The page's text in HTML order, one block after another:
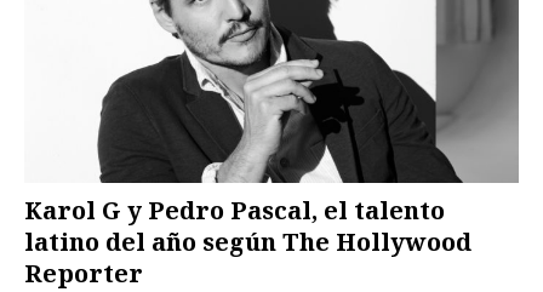
Karol G y Pedro Pascal, el talento
latino del año según The Hollywood
Reporter